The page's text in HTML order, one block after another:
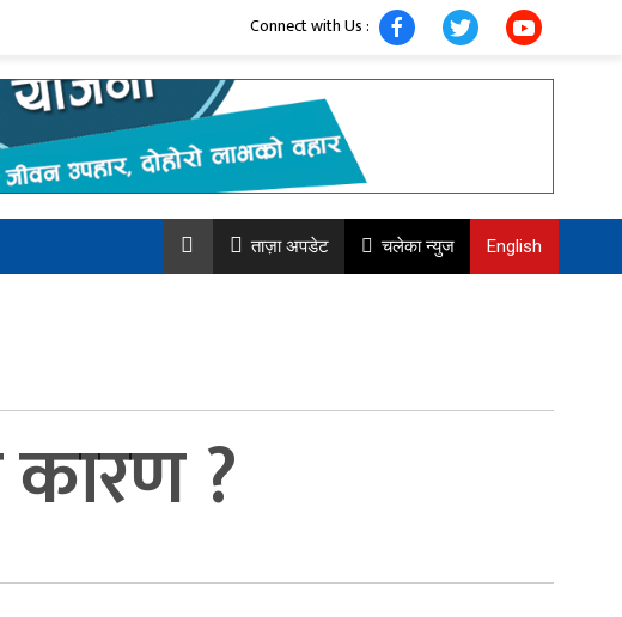
Connect with Us :
ताज़ा अपडेट चलेका न्युज English
कारण ?